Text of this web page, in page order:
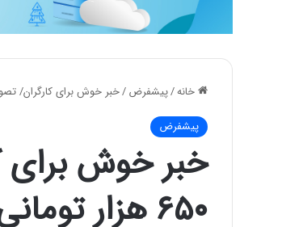
خانه/پیشفرض/خبر خوش برای کارگران/ تصویب حق مسکن ۶۵۰
پیشفرض
خبر خوش
۶۵۰ هزار تومانی در هفته آینده